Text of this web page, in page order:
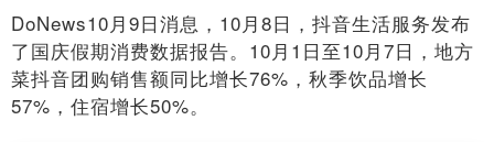
DoNews10月9日消息，10月8日，抖音生活服务发布
了国庆假期消费数据报告。10月1日至10月7日，地方
菜抖音团购销售额同比增长76%，秋季饮品增长
57%，住宿增长50%。